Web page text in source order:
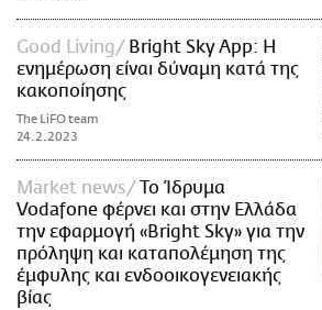
Good Living
Bright Sky App: Η
ενημέρωση είναι δύναμη κατά της
κακοποίησης
The LiFO team
24.2.2023
Market news
Το Ίδρυμα
Vodafone φέρνει και στην Ελλάδα
την εφαρμογή «Bright Sky» για την
πρόληψη και καταπολέμηση της
έμφυλης και ενδοοικογενειακής
βίας